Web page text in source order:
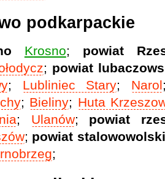
podkarpackie
Krosno; powiat
; powiat
; Lubliniec Stary; Narol
; Bieliny; Huta
; Ulanów; powiat
; powiat stalowowolski
;